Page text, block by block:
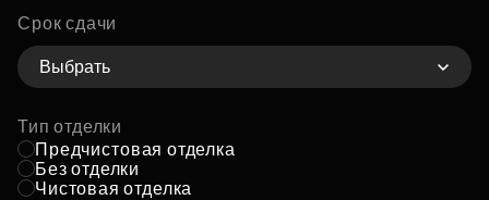
Срок сдачи
Выбрать
Тип отделки
Предчистовая отделка
Без отделки
Чистовая отделка